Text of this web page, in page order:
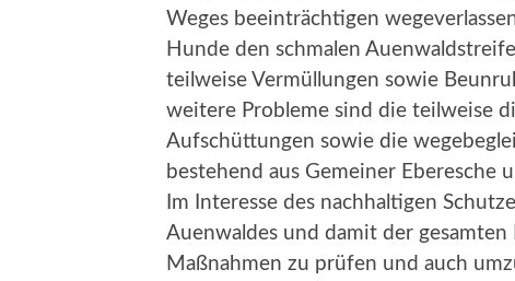
Weges beeinträchtigen
Hunde den schmalen
teilweise Vermüllungen sowie
weitere Probleme sind die teilweise
Aufschüttungen sowie die
bestehend aus Gemeiner Eberesche
Im Interesse des nachhaltigen
Auenwaldes und damit der
Maßnahmen zu prüfen und auch